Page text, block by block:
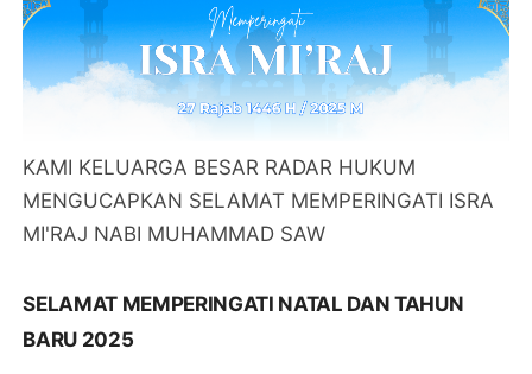
KAMI KELUARGA BESAR RADAR HUKUM
MENGUCAPKAN SELAMAT MEMPERINGATI ISRA
MI'RAJ NABI MUHAMMAD SAW
SELAMAT MEMPERINGATI NATAL DAN TAHUN
BARU 2025